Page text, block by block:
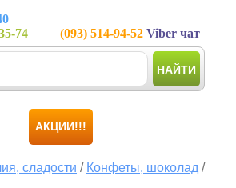
74 (093) 514-94-52 Viber чат
НАЙТИ
АКЦИИ!!!
сладости / Конфеты, шоколад /